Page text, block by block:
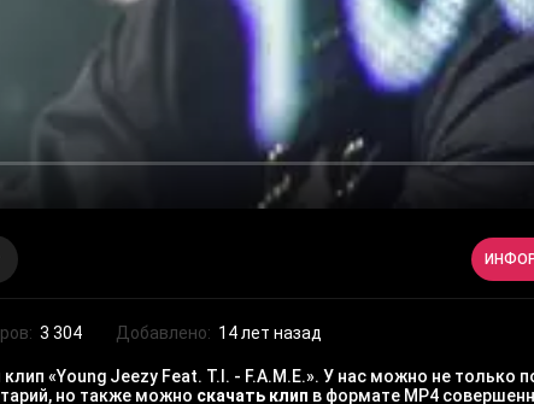
3 304 Добавлено: 14 лет назад
«Young Jeezy Feat. T.I. - F.A.M.E.». У нас можно не только
но также можно скачать клип в формате MP4